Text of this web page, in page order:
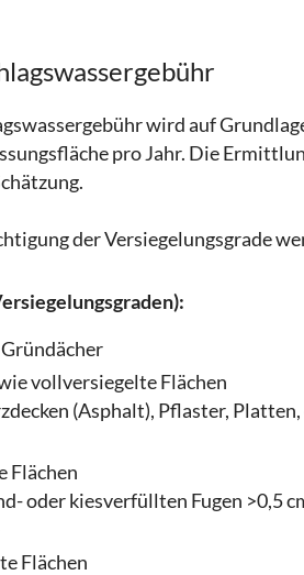
wird auf
pro Jahr. Die
der Versiegelungsgrade
vollversiegelte Flächen
(Asphalt), Pflaster,
Flächen
oder kiesverfüllten Fugen >0,5
Flächen